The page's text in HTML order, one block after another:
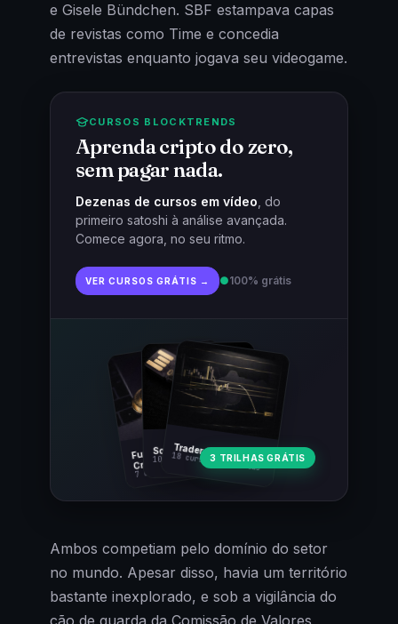
e Gisele Bündchen. SBF estampava capas
de revistas como Time e concedia
entrevistas enquanto jogava seu videogame.
CURSOS BLOCKTRENDS
Aprenda cripto do zero,
sem pagar nada.
Dezenas de cursos em vídeo , do
primeiro satoshi à análise avançada.
Comece agora, no seu ritmo.
VER CURSOS GRÁTIS → ●100% grátis
Fundamentos
Cripto
7 cursos · 31 aulas
Trader Cripto
18 cursos · 80 aulas
Soberania Bitcoin
10 cursos · 44 aulas3 TRILHAS GRÁTIS
Ambos competiam pelo domínio do setor
no mundo. Apesar disso, havia um território
bastante inexplorado, e sob a vigilância do
cão de guarda da Comissão de Valores